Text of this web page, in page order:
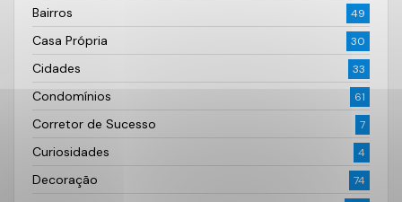
Bairros 49
Casa Própria 30
Cidades 33
Condomínios 61
Corretor de Sucesso 7
Curiosidades 4
Decoração 74